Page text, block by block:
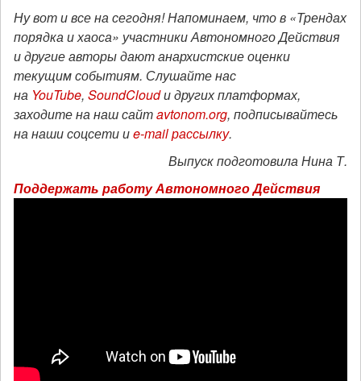
Ну вот и все на сегодня! Напоминаем, что в «Трендах
порядка и хаоса» участники Автономного Действия
и другие авторы дают анархистские оценки
текущим событиям. Слушайте нас
на YouTube, SoundCloudи других платформах,
заходите на наш сайтavtonom.org, подписывайтесь
на наши соцсети иe-mail рассылку.
Выпуск подготовила Нина Т.
Поддержать работу Автономного Действия